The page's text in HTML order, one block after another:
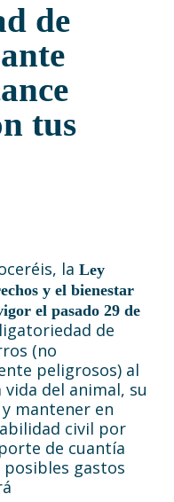
de
tus
la Ley
y el bienestar
el pasado 29 de
de
(no
peligrosos) al
del animal, su
mantener en
civil por
de cuantía
gastos